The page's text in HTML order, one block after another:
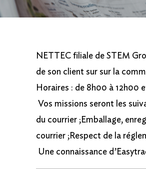
NETTEC filiale de STEM
de son client sur sur la
Horaires : de 8h00 à 12h00
Vos missions seront les
du courrier ;Emballage,
courrier ;Respect de la
Une connaissance